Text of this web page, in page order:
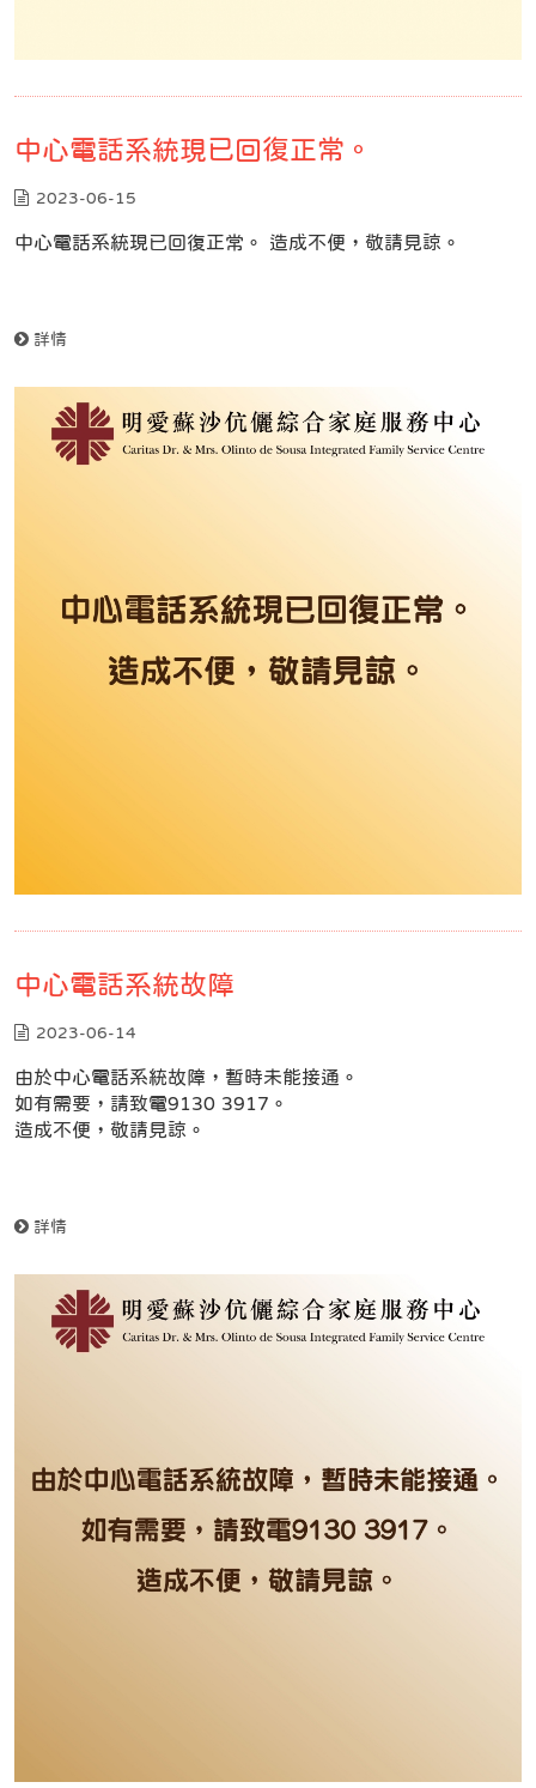
中心電話系統現已回復正常。
2023-06-15
中心電話系統現已回復正常。 造成不便，敬請見諒。
詳情
中心電話系統故障
2023-06-14
由於中心電話系統故障，暫時未能接通。
如有需要，請致電9130 3917。
造成不便，敬請見諒。
詳情